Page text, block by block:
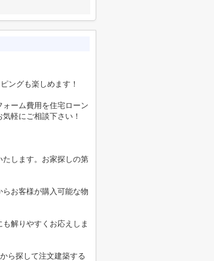
ングも楽しめます！
ーム費用を住宅ローン
軽にご相談下さい！
します。お家探しの第
らお客様が購入可能な物
解りやすくお応えしま
ら探して注文建築する